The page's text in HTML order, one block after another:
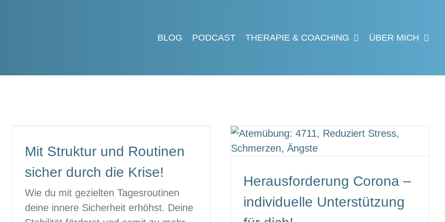
BLOG PODCAST THERAPIE & COACHING ÜBER MICH
Mit Struktur und Routinen
sicher durch die Krise!
Wie du mit gezielten Tagesroutinen
deine innere Sicherheit erhöhst. Deine
Herausforderung Corona –
individuelle Unterstützung